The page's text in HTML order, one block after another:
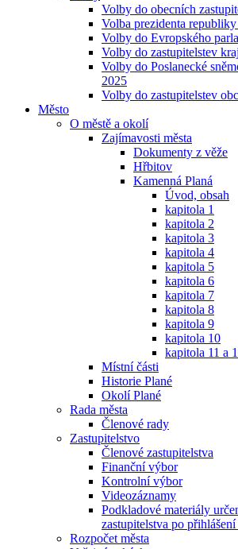
Volby do obecních
Volba prezidenta
Volby do Evropského
Volby do zastupitelstev
Volby do Poslanecké
2025
Volby do zastupitelstev
Město
O městě a okolí
Zajímavosti města
Dokumenty z věže
Hřbitov
Kamenná Planá
Úvod, obsah
kapitola 1
kapitola 2
kapitola 3
kapitola 4
kapitola 5
kapitola 6
kapitola 7
kapitola 8
kapitola 9
kapitola 10
kapitola 11 a
Místní části
Historie Plané
Okolí Plané
Rada města
Členové rady
Zastupitelstvo
Členové zastupitelstva
Finanční výbor
Kontrolní výbor
Videozáznamy
Podkladové materiály
zastupitelstva po
Rozpočet města